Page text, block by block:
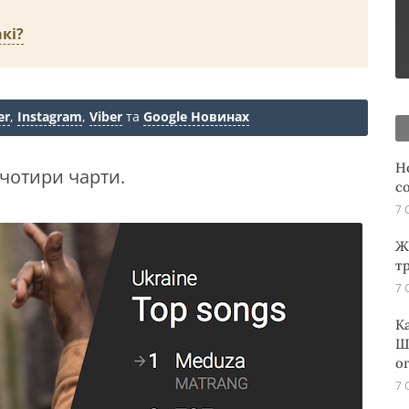
, Instagram, Viber та Google Новинах
чарти.
7
7
7